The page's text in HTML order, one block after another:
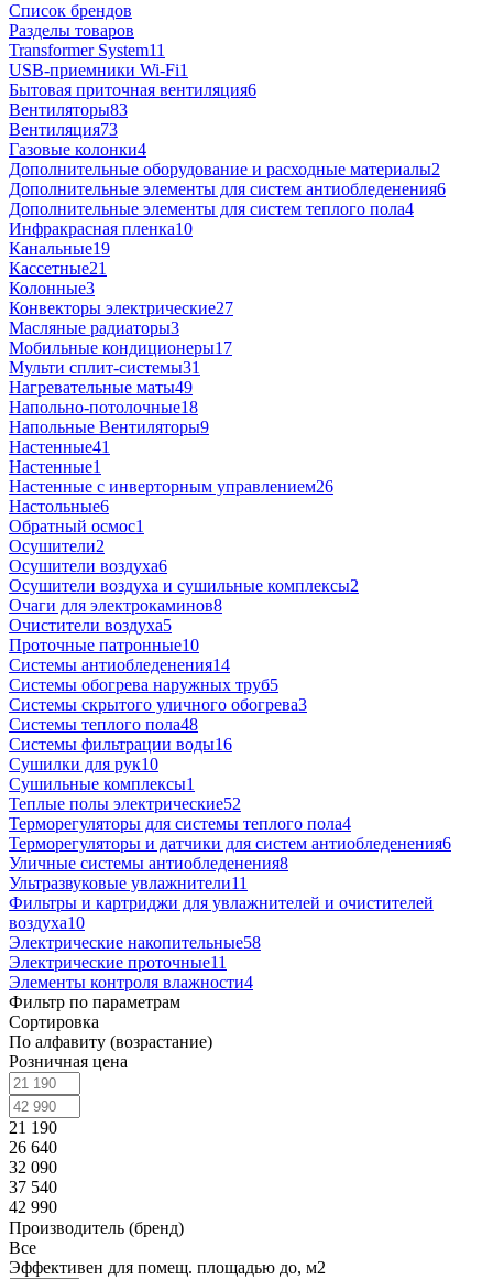
Список брендов
Разделы товаров
Transformer System11
USB-приемники Wi-Fi1
Бытовая приточная вентиляция6
Вентиляторы83
Вентиляция73
Газовые колонки4
Дополнительные оборудование и расходные материалы2
Дополнительные элементы для систем антиобледенения6
Дополнительные элементы для систем теплого пола4
Инфракрасная пленка10
Канальные19
Кассетные21
Колонные3
Конвекторы электрические27
Масляные радиаторы3
Мобильные кондиционеры17
Мульти сплит-системы31
Нагревательные маты49
Напольно-потолочные18
Напольные Вентиляторы9
Настенные41
Настенные1
Настенные с инверторным управлением26
Настольные6
Обратный осмос1
Осушители2
Осушители воздуха6
Осушители воздуха и сушильные комплексы2
Очаги для электрокаминов8
Очистители воздуха5
Проточные патронные10
Системы антиобледенения14
Системы обогрева наружных труб5
Системы скрытого уличного обогрева3
Системы теплого пола48
Системы фильтрации воды16
Сушилки для рук10
Сушильные комплексы1
Теплые полы электрические52
Терморегуляторы для системы теплого пола4
Терморегуляторы и датчики для систем антиобледенения6
Уличные системы антиобледенения8
Ультразвуковые увлажнители11
Фильтры и картриджи для увлажнителей и очистителей
воздуха10
Электрические накопительные58
Электрические проточные11
Элементы контроля влажности4
Фильтр по параметрам
Сортировка
По алфавиту (возрастание)
Розничная цена
21 190
26 640
32 090
37 540
42 990
Производитель (бренд)
Все
Эффективен для помещ. площадью до, м2